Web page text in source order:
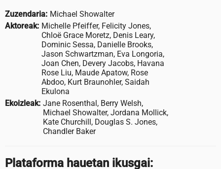
Zuzendaria: Michael Showalter
Aktoreak: Michelle Pfeiffer, Felicity Jones,
Chloë Grace Moretz, Denis Leary,
Dominic Sessa, Danielle Brooks,
Jason Schwartzman, Eva Longoria,
Joan Chen, Devery Jacobs, Havana
Rose Liu, Maude Apatow, Rose
Abdoo, Kurt Braunohler, Saidah
Ekulona
Ekoizleak: Jane Rosenthal, Berry Welsh,
Michael Showalter, Jordana Mollick,
Kate Churchill, Douglas S. Jones,
Chandler Baker
Plataforma hauetan ikusgai: